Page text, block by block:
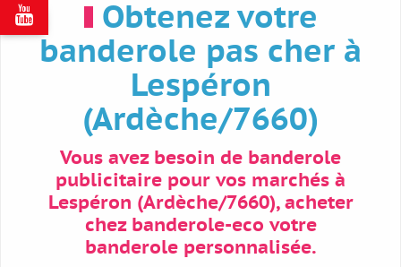

Obtenez votre
banderole pas cher à
Lespéron
(Ardèche/7660)
Vous avez besoin de banderole
publicitaire pour vos marchés à
Lespéron (Ardèche/7660), acheter
chez banderole-eco votre
banderole personnalisée.